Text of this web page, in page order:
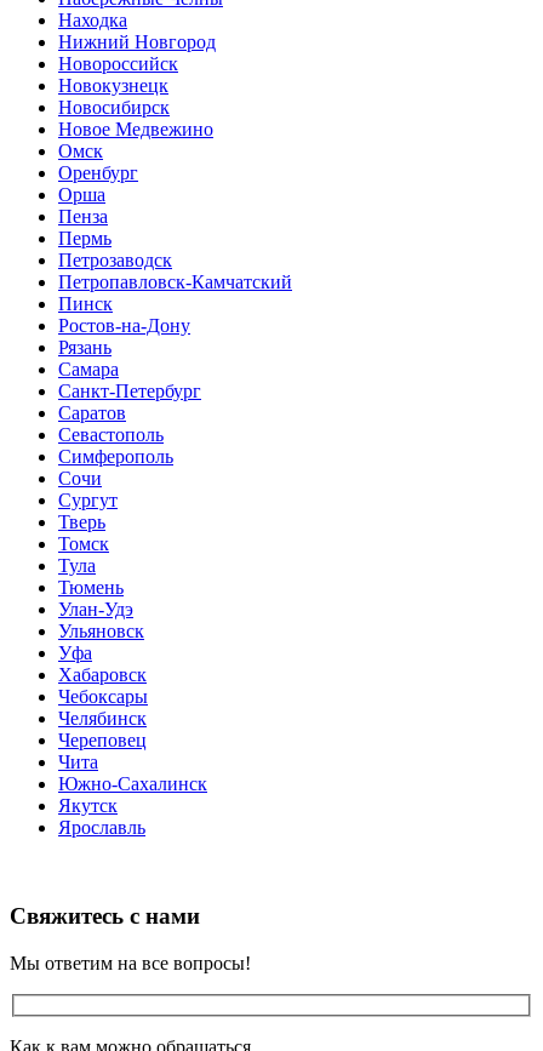
Находка
Нижний Новгород
Новороссийск
Новокузнецк
Новосибирск
Новое Медвежино
Омск
Оренбург
Орша
Пенза
Пермь
Петрозаводск
Петропавловск-Камчатский
Пинск
Ростов-на-Дону
Рязань
Самара
Санкт-Петербург
Саратов
Севастополь
Симферополь
Сочи
Сургут
Тверь
Томск
Тула
Тюмень
Улан-Удэ
Ульяновск
Уфа
Хабаровск
Чебоксары
Челябинск
Череповец
Чита
Южно-Сахалинск
Якутск
Ярославль
Свяжитесь с нами
Мы ответим на все вопросы!